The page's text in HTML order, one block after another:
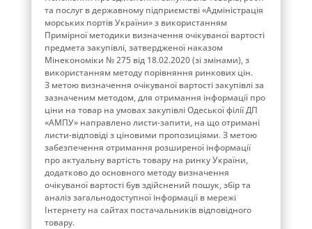
та послуг в державному підприємстві «Адміністрація
морських портів України» з використанням
Примірної методики визначення очікуваної вартості
предмета закупівлі, затвердженої наказом
Мінекономіки № 275 від 18.02.2020 (зі змінами), з
використанням методу порівняння ринкових цін.
З метою визначення очікуваної вартості закупівлі за
зазначеним методом, для отримання інформації про
ціни на товар на умовах закупівлі Одеської філії ДП
«АМПУ» направлено листи-запити, на що отримані
листи-відповіді з ціновими пропозиціями. З метою
забезпечення отримання розширеної інформації
про актуальну вартість товару на ринку України,
додатково до основного методу визначення
очікуваної вартості був здійснений пошук, збір та
аналіз загальнодоступної інформації в мережі
Інтернету на сайтах постачальників відповідного
товару.